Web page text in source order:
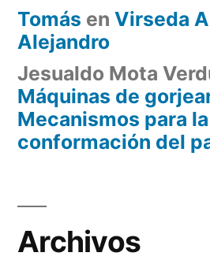
Tomás en Virseda
Alejandro
Jesualdo Mota
Máquinas de
Mecanismos para la
conformación del
Archivos